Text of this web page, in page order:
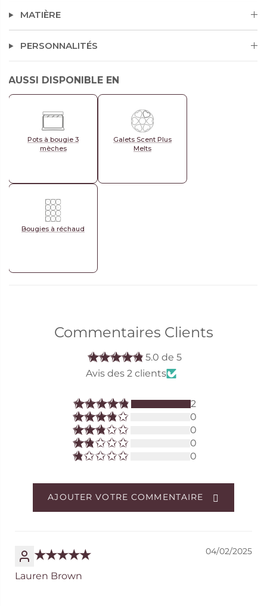
MATIÈRE
PERSONNALITÉS
AUSSI DISPONIBLE EN
Pots à bougie 3
mèches
Galets Scent Plus
Melts
Bougies à réchaud
Commentaires Clients
5.0 de 5
Avis des 2 clients
2
0
0
0
0
AJOUTER VOTRE COMMENTAIRE
04/02/2025
Lauren Brown